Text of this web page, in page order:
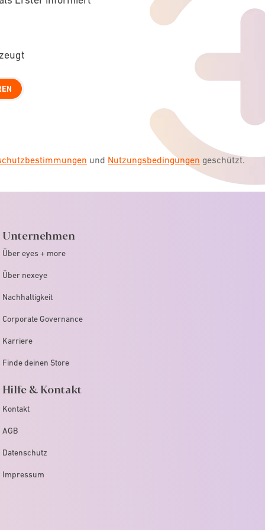
und Nutzungsbedingungen geschützt.
Unternehmen
Über eyes + more
Über nexeye
Nachhaltigkeit
Corporate Governance
Karriere
Finde deinen Store
Hilfe & Kontakt
Kontakt
AGB
Datenschutz
Impressum